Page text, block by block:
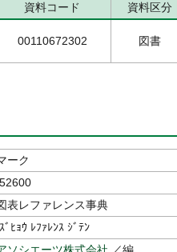
資料コード 資料区分
00110672302 図書
ーク
表レファレンス事典
ﾞﾋｮｳ ﾚﾌｧﾚﾝｽ ｼﾞﾃﾝ